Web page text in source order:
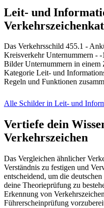
Leit- und
Das Verkehrsschild 455.1 -
Kreisverkehr Unternummern -
Bilder Unternummern in
Kategorie Leit- und
Regeln und Funktionen
Alle Schilder in Leit- und
Vertiefe dein
Verkehrszeichen
Das Vergleichen ähnlicher
Verständnis zu festigen und
entscheidend, um die
deine Theorieprüfung zu
Erkennung von
Führerscheinprüfung